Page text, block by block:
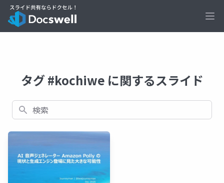
タグ #kochiwe に関するスライド
検索